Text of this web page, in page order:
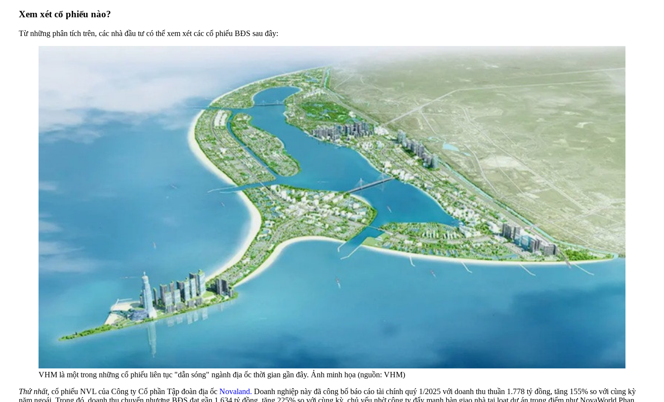
Xem xét cổ phiếu nào?
Từ những phân tích trên, các nhà đầu tư có thể xem xét các cổ phiếu BĐS sau đây:
VHM là một trong những cổ phiếu liên tục "dẫn sóng" ngành địa ốc thời gian gần đây. Ảnh minh họa (nguồn: VHM)
Thứ nhất, cổ phiếu NVL của Công ty Cổ phần Tập đoàn địa ốc Novaland. Doanh nghiệp này đã công bố báo cáo tài chính quý 1/2025 với doanh thu thuần 1.778 tỷ đồng, tăng 155% so với cùng kỳ